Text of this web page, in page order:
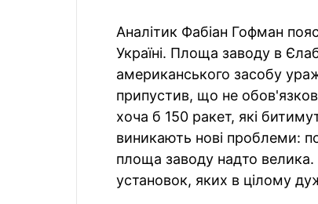
Аналітик Фабіан Гофман
Україні. Площа заводу в
американського засобу
припустив, що не
хоча б 150 ракет, які
виникають нові проблеми:
площа заводу надто
установок, яких в цілому